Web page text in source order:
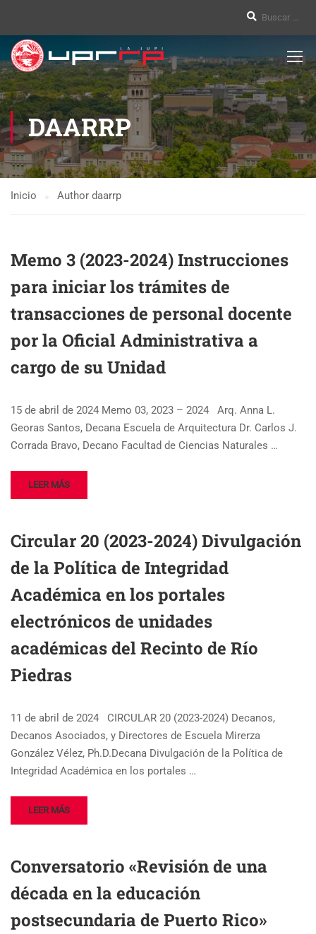
DAARRP
Inicio Author daarrp
Memo 3 (2023-2024) Instrucciones
para iniciar los trámites de
transacciones de personal docente
por la Oficial Administrativa a
cargo de su Unidad
15 de abril de 2024 Memo 03, 2023 – 2024 Arq. Anna L.
Georas Santos, Decana Escuela de Arquitectura Dr. Carlos J.
Corrada Bravo, Decano Facultad de Ciencias Naturales …
LEER MÁS
Circular 20 (2023-2024) Divulgación
de la Política de Integridad
Académica en los portales
electrónicos de unidades
académicas del Recinto de Río
Piedras
11 de abril de 2024 CIRCULAR 20 (2023-2024) Decanos,
Decanos Asociados, y Directores de Escuela Mirerza
González Vélez, Ph.D.Decana Divulgación de la Política de
Integridad Académica en los portales …
LEER MÁS
Conversatorio «Revisión de una
década en la educación
postsecundaria de Puerto Rico»